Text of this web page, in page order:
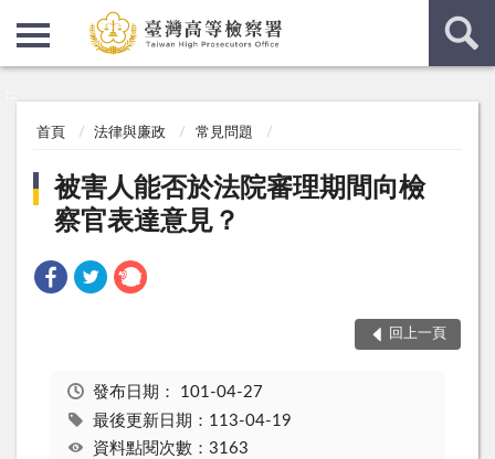
首頁 法律與廉政 常見問題
被害人能否於法院審理期間向檢
察官表達意見？
回上一頁
發布日期： 101-04-27
最後更新日期：113-04-19
資料點閱次數：3163